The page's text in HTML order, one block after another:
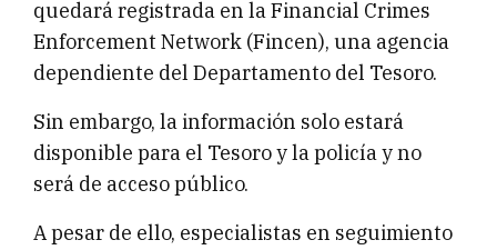
quedará registrada en la Financial Crimes
Enforcement Network (Fincen), una agencia
dependiente del Departamento del Tesoro.
Sin embargo, la información solo estará
disponible para el Tesoro y la policía y no
será de acceso público.
A pesar de ello, especialistas en seguimiento